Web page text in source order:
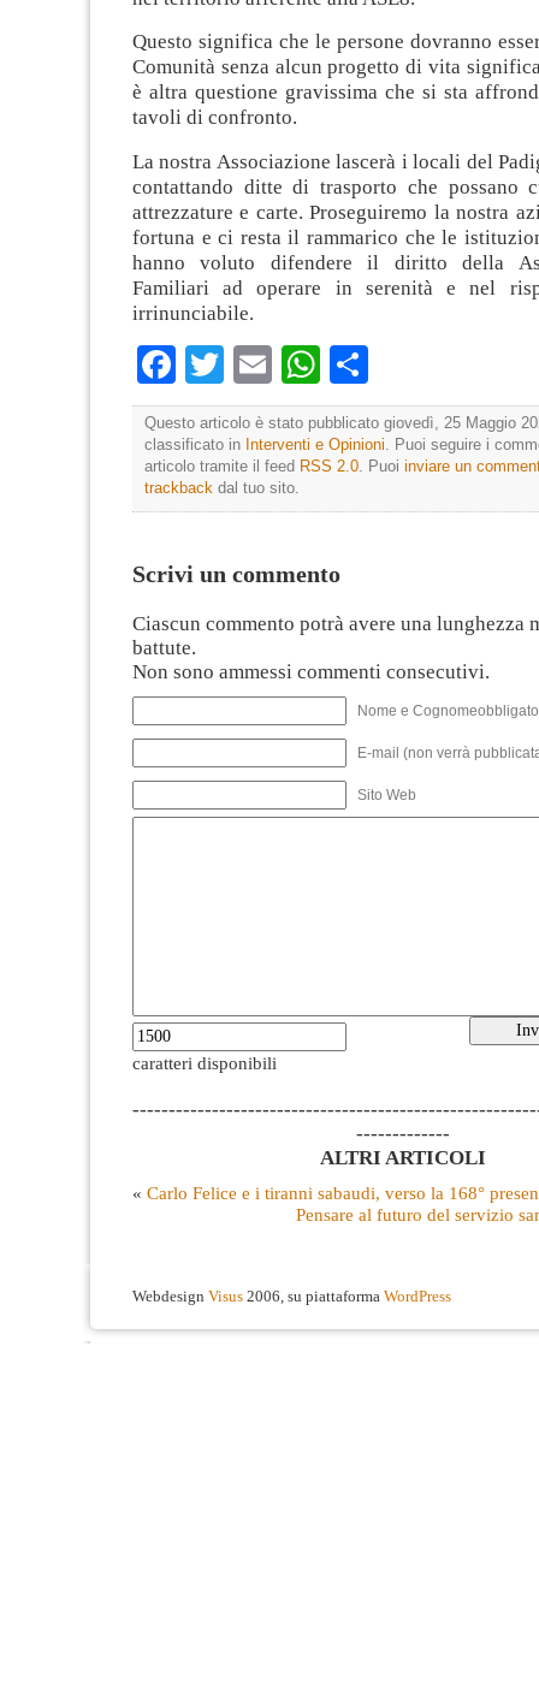
Questo significa che le persone dovranno
Comunità senza alcun progetto di vita
è altra questione gravissima che si sta
tavoli di confronto.
La nostra Associazione lascerà i locali del
contattando ditte di trasporto che possano
attrezzature e carte. Proseguiremo la nostra
fortuna e ci resta il rammarico che le
hanno voluto difendere il diritto della
Familiari ad operare in serenità e nel
irrinunciabile.
Facebook
TwitterEmailWhatsApp
Questo articolo è stato pubblicato giovedì, 25 Maggio
classificato in Interventi e Opinioni . Puoi seguire i
articolo tramite il feed RSS 2.0 . Puoi inviare un
trackback dal tuo sito.
Scrivi un commento
Ciascun commento potrà avere una lunghezza
battute.
Non sono ammessi commenti consecutivi.
Nome e
E-mail (non verrà
Sito Web
caratteri disponibili
-------------
ALTRI ARTICOLI
« Carlo Felice e i tiranni sabaudi, verso la 168°
Pensare al futuro del servizio
Webdesign Visus 2006, su piattaforma WordPress